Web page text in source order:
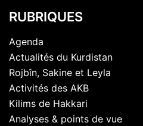
RUBRIQUES
Agenda
Actualités du Kurdistan
Rojbîn, Sakine et Leyla
Activités des AKB
Kilims de Hakkari
Analyses & points de vue